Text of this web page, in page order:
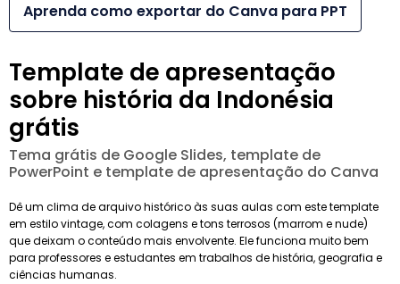
Aprenda como exportar do Canva para PPT
Template de apresentação
sobre história da Indonésia
grátis
Tema grátis de Google Slides, template de
PowerPoint e template de apresentação do Canva
Dê um clima de arquivo histórico às suas aulas com este template
em estilo vintage, com colagens e tons terrosos (marrom e nude)
que deixam o conteúdo mais envolvente. Ele funciona muito bem
para professores e estudantes em trabalhos de história, geografia e
ciências humanas.